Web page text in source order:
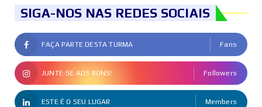
SIGA-NOS NAS REDES SOCIAIS
FAÇA PARTE DESTA TURMA Fans
JUNTE-SE AOS BONS! Followers
ESTE É O SEU LUGAR Members